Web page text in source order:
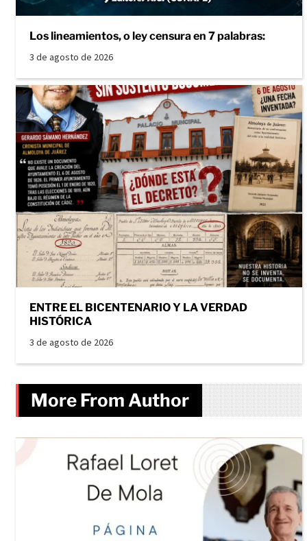
Los lineamientos, o ley censura en 7 palabras:
3 de agosto de 2026
ENTRE EL BICENTENARIO Y LA VERDAD
HISTÓRICA
3 de agosto de 2026
More From Author